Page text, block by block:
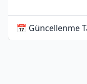
📅 Güncellenme